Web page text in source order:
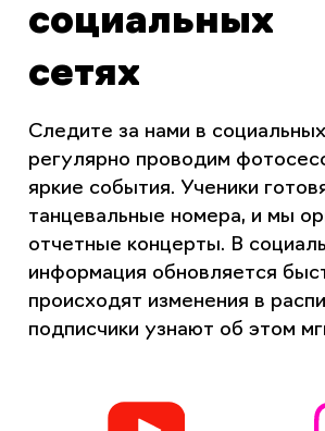
социальных
сетях
Следите за нами в
регулярно проводим
яркие события. Ученики
танцевальные номера, и мы
отчетные концерты. В
информация обновляется
происходят изменения в
подписчики узнают об этом